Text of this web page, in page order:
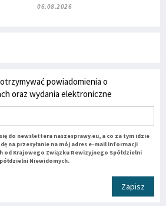
06.08.2026
powiadomienia o
oraz wydania elektroniczne
się do newslettera naszesprawy.eu, a co za tym idzie
na przesyłanie na mój adres e-mail informacji
od Krajowego Związku Rewizyjnego Spółdzielni
Niewidomych.
Zapisz